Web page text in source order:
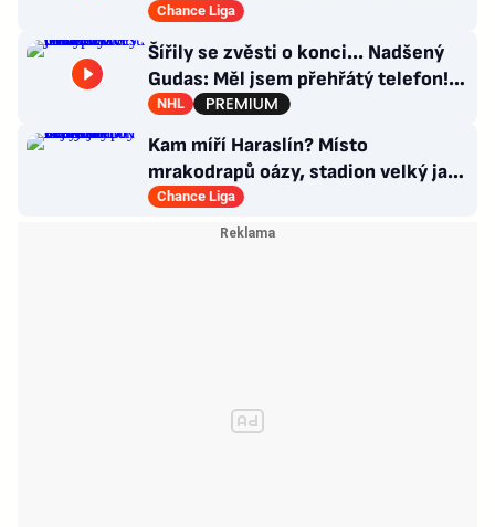
tři góly. Krčíkova červená
Chance Liga
Šířily se zvěsti o konci... Nadšený
Gudas: Měl jsem přehřátý telefon!
Co návrat do Česka?
NHL
Kam míří Haraslín? Místo
mrakodrapů oázy, stadion velký jak
v Plzni. Byl by největší hvězdou
Chance Liga